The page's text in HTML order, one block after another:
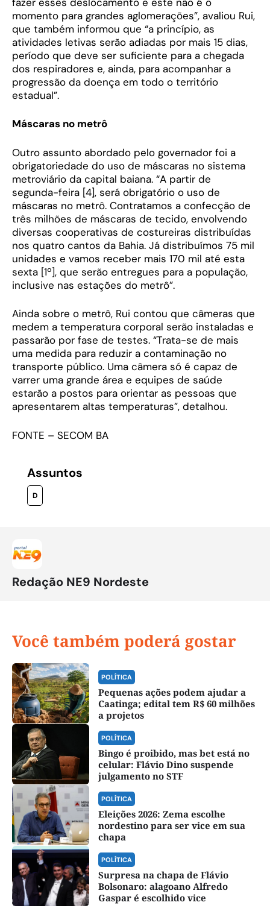
momento para grandes aglomerações”, avaliou Rui,
que também informou que “a princípio, as
atividades letivas serão adiadas por mais 15 dias,
período que deve ser suficiente para a chegada
dos respiradores e, ainda, para acompanhar a
progressão da doença em todo o território
estadual”.
Máscaras no metrô
Outro assunto abordado pelo governador foi a
obrigatoriedade do uso de máscaras no sistema
metroviário da capital baiana. “A partir de
segunda-feira [4], será obrigatório o uso de
máscaras no metrô. Contratamos a confecção de
três milhões de máscaras de tecido, envolvendo
diversas cooperativas de costureiras distribuídas
nos quatro cantos da Bahia. Já distribuímos 75 mil
unidades e vamos receber mais 170 mil até esta
sexta [1º], que serão entregues para a população,
inclusive nas estações do metrô”.
Ainda sobre o metrô, Rui contou que câmeras que
medem a temperatura corporal serão instaladas e
passarão por fase de testes. “Trata-se de mais
uma medida para reduzir a contaminação no
transporte público. Uma câmera só é capaz de
varrer uma grande área e equipes de saúde
estarão a postos para orientar as pessoas que
apresentarem altas temperaturas”, detalhou.
FONTE – SECOM BA
Assuntos
D
Redação NE9 Nordeste
Você também poderá gostar
POLÍTICA
Pequenas ações podem ajudar a
Caatinga; edital tem R$ 60 milhões
a projetos
POLÍTICA
Bingo é proibido, mas bet está no
celular: Flávio Dino suspende
julgamento no STF
POLÍTICA
Eleições 2026: Zema escolhe
nordestino para ser vice em sua
chapa
POLÍTICA
Surpresa na chapa de Flávio
Bolsonaro: alagoano Alfredo
Gaspar é escolhido vice